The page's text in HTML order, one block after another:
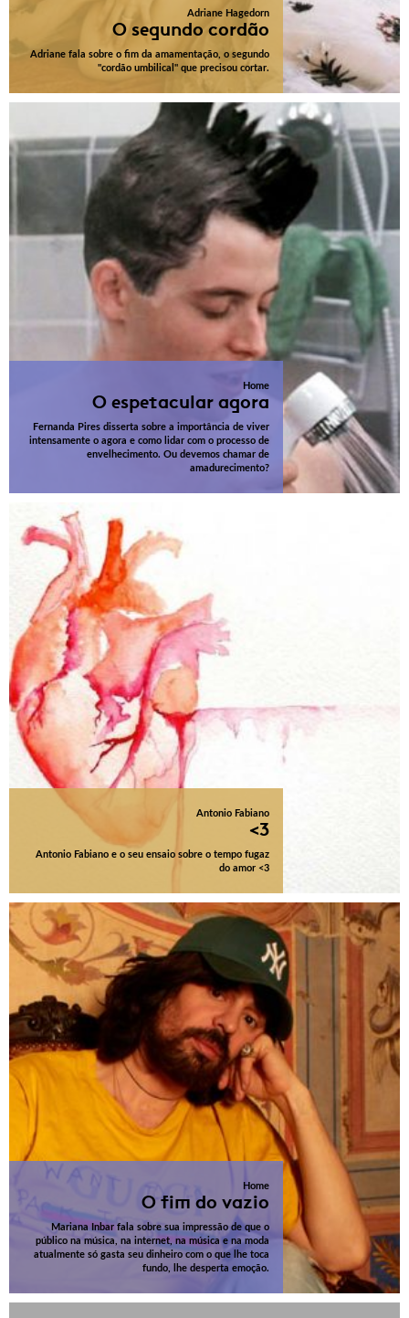
Adriane Hagedorn
O segundo cordão
Adriane fala sobre o fim da amamentação, o segundo
"cordão umbilical" que precisou cortar.
Home
O espetacular agora
Fernanda Pires disserta sobre a importância de viver
intensamente o agora e como lidar com o processo de
envelhecimento. Ou devemos chamar de
amadurecimento?
Antonio Fabiano
<3
Antonio Fabiano e o seu ensaio sobre o tempo fugaz
do amor <3
Home
O fim do vazio
Mariana Inbar fala sobre sua impressão de que o
público na música, na internet, na música e na moda
atualmente só gasta seu dinheiro com o que lhe toca
fundo, lhe desperta emoção.